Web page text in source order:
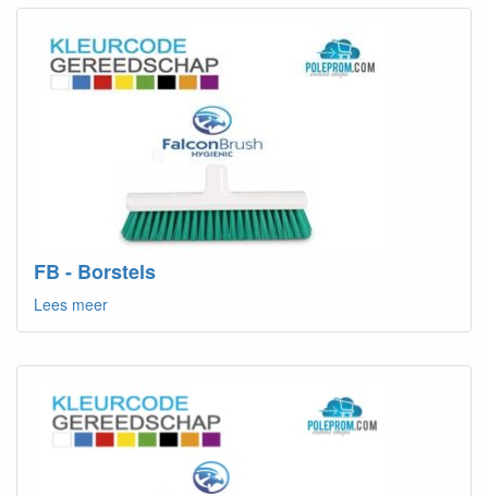
FB - Borstels
Lees meer